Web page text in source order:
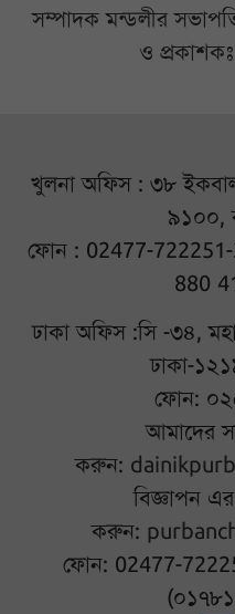
সম্পাদক মন্ডলীর
ও
খুলনা অফিস : ৩৮
৯১০০,
ফোন : 02477-722251-
880
ঢাকা অফিস :সি -৩৪,
ঢাকা-
ফোন:
আমাদের
করুন:
বিজ্ঞাপন
করুন:
ফোন: 02477-